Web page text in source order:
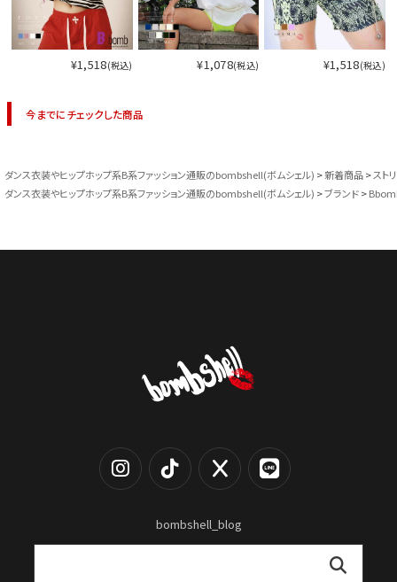
¥1,518(税込) ¥1,078(税込) ¥1,518(税込)
今までにチェックした商品
ダンス衣装やヒップホップ系B系ファッション通販のbombshell(ボムシェル) 新着商品
スト
ダンス衣装やヒップホップ系B系ファッション通販のbombshell(ボムシェル)
ブランド
bombshell_blog